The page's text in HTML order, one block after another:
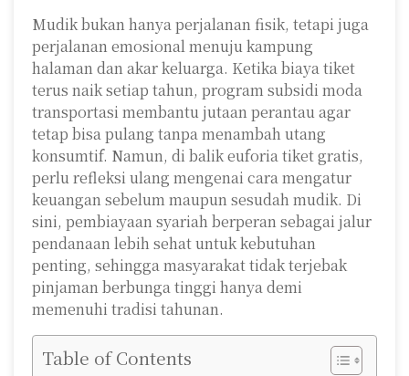
Mudik bukan hanya perjalanan fisik, tetapi juga
perjalanan emosional menuju kampung
halaman dan akar keluarga. Ketika biaya tiket
terus naik setiap tahun, program subsidi moda
transportasi membantu jutaan perantau agar
tetap bisa pulang tanpa menambah utang
konsumtif. Namun, di balik euforia tiket gratis,
perlu refleksi ulang mengenai cara mengatur
keuangan sebelum maupun sesudah mudik. Di
sini, pembiayaan syariah berperan sebagai jalur
pendanaan lebih sehat untuk kebutuhan
penting, sehingga masyarakat tidak terjebak
pinjaman berbunga tinggi hanya demi
memenuhi tradisi tahunan.
Table of Contents